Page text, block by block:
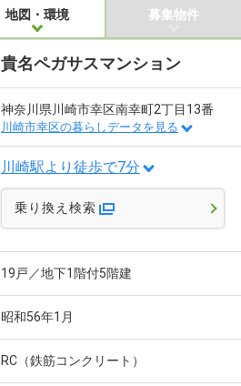
地図・環境 募集物件
貴名ペガサスマンション
神奈川県川崎市幸区南幸町2丁目13番
川崎市幸区の暮らしデータを見る
川崎駅より徒歩で7分
乗り換え検索
19戸／地下1階付5階建
昭和56年1月
RC（鉄筋コンクリート）